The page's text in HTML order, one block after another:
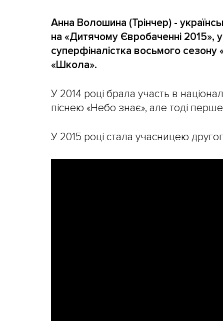
Анна Волошина (Трінчер) -
на «Дитячому Євробаченні 2015»,
суперфіналістка восьмого сезону
«Школа».
У 2014 році брала участь в
піснею «Небо знає», але тоді
У 2015 році стала учасницею